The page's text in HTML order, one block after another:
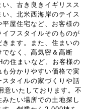
、古き良きイギリスス
、北米西海岸のテイス
平屋住宅など、お客様の
フスタイルそのものが
ます。また、住まいの
なく、高気密＆高断
住まいなど、お客様の
分かりやすい価格で実
タイルの家づくりや話
意いたしております。不
たい場所での土地探し